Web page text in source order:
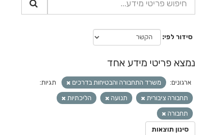
סידור לפי
נמצא פריטי מידע אחד
ארגונים: משרד התחבורה והבטיחות בדרכים
תגיות:
תחבורה ציבורית
תנועה
הליכתיות
תחבורה
סינון תוצאות